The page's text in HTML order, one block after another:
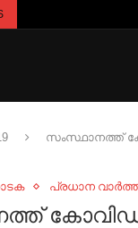
സംസ്ഥാനത്ത്
പ്രധാന
കോവിഡ്